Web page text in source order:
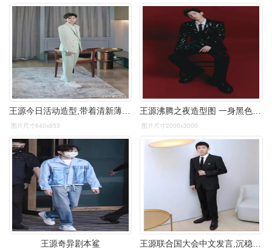
图片尺寸640x853 图片尺寸2000x3000
王源奇异剧本鲨